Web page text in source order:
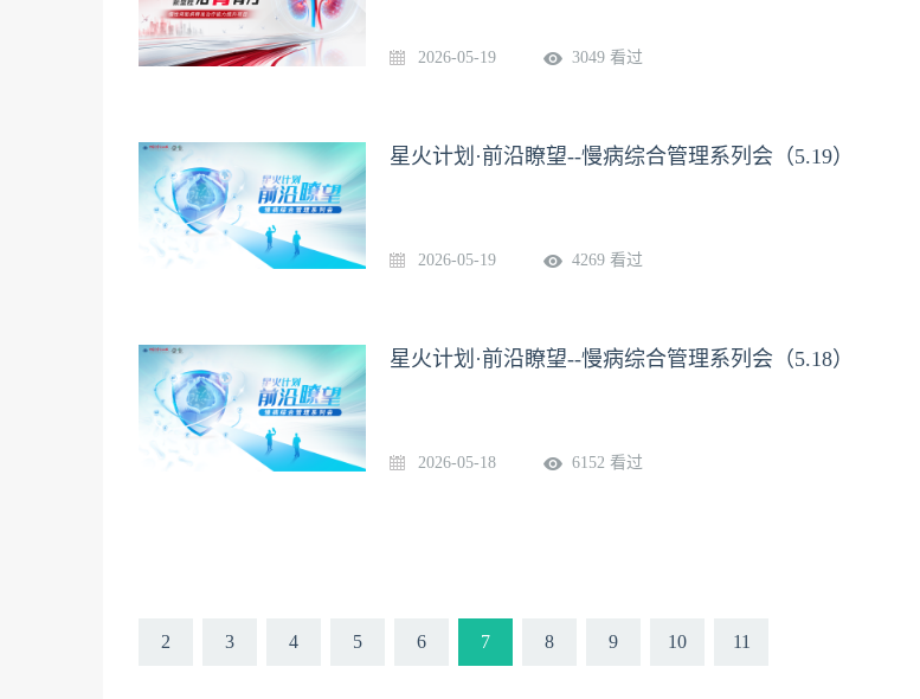
2026-05-19 3049 看过
星火计划·前沿瞭望--慢病综合管理系列会（5.19）
2026-05-19 4269 看过
星火计划·前沿瞭望--慢病综合管理系列会（5.18）
2026-05-18 6152 看过
2 3 4 5 6 7 8 9 10 11